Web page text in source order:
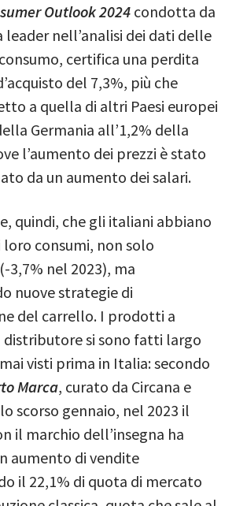
Outlook 2024 condotta da
leader nell’analisi dei dati delle
certifica una perdita
del 7,3%, più che
a quella di altri Paesi europei
Germania all’1,2% della
l’aumento dei prezzi è stato
da un aumento dei salari.
quindi, che gli italiani abbiano
consumi, non solo
3,7% nel 2023), ma
nuove strategie di
del carrello. I prodotti a
distributore si sono fatti largo
visti prima in Italia: secondo
Marca, curato da Circana e
scorso gennaio, nel 2023 il
il marchio dell’insegna ha
aumento di vendite
il 22,1% di quota di mercato